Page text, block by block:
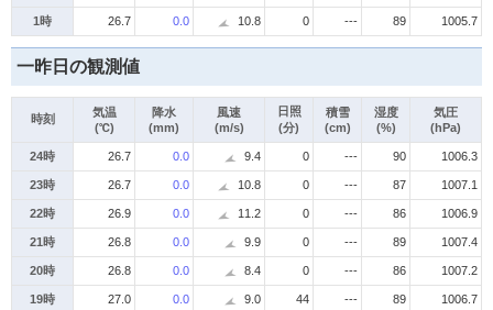
1時 26.7 0.0 10.8 0 --- 89 1005.7
一昨日の観測値
時刻
気温
(℃)
降水
(mm)
風速
(m/s)
日照
(分)
積雪
(cm)
湿度
(%)
気圧
(hPa)
24時 26.7 0.0 9.4 0 --- 90 1006.3
23時 26.7 0.0 10.8 0 --- 87 1007.1
22時 26.9 0.0 11.2 0 --- 86 1006.9
21時 26.8 0.0 9.9 0 --- 89 1007.4
20時 26.8 0.0 8.4 0 --- 86 1007.2
19時 27.0 0.0 9.0 44 --- 89 1006.7